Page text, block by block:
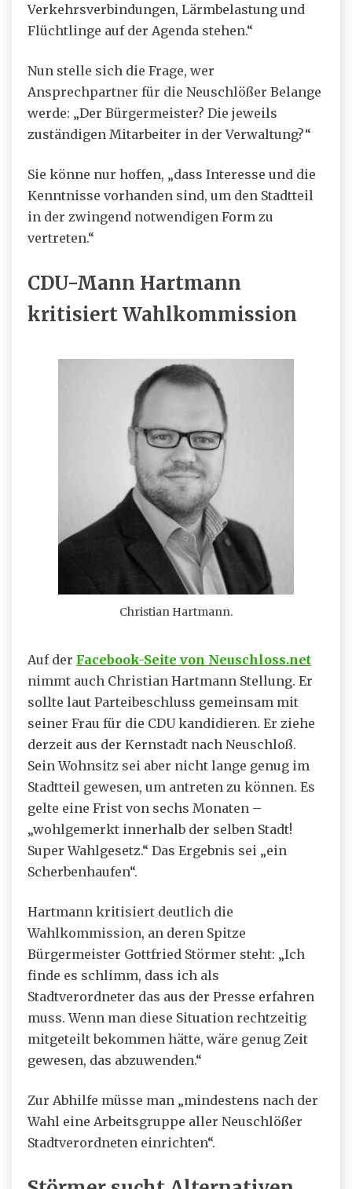
Verkehrsverbindungen, Lärmbelastung und
Flüchtlinge auf der Agenda stehen.“
Nun stelle sich die Frage, wer
Ansprechpartner für die Neuschlößer Belange
werde: „Der Bürgermeister? Die jeweils
zuständigen Mitarbeiter in der Verwaltung?“
Sie könne nur hoffen, „dass Interesse und die
Kenntnisse vorhanden sind, um den Stadtteil
in der zwingend notwendigen Form zu
vertreten.“
CDU-Mann Hartmann
kritisiert Wahlkommission
Christian Hartmann.
Auf der Facebook-Seite von Neuschloss.net
nimmt auch Christian Hartmann Stellung. Er
sollte laut Parteibeschluss gemeinsam mit
seiner Frau für die CDU kandidieren. Er ziehe
derzeit aus der Kernstadt nach Neuschloß.
Sein Wohnsitz sei aber nicht lange genug im
Stadtteil gewesen, um antreten zu können. Es
gelte eine Frist von sechs Monaten –
„wohlgemerkt innerhalb der selben Stadt!
Super Wahlgesetz.“ Das Ergebnis sei „ein
Scherbenhaufen“.
Hartmann kritisiert deutlich die
Wahlkommission, an deren Spitze
Bürgermeister Gottfried Störmer steht: „Ich
finde es schlimm, dass ich als
Stadtverordneter das aus der Presse erfahren
muss. Wenn man diese Situation rechtzeitig
mitgeteilt bekommen hätte, wäre genug Zeit
gewesen, das abzuwenden.“
Zur Abhilfe müsse man „mindestens nach der
Wahl eine Arbeitsgruppe aller Neuschlößer
Stadtverordneten einrichten“.